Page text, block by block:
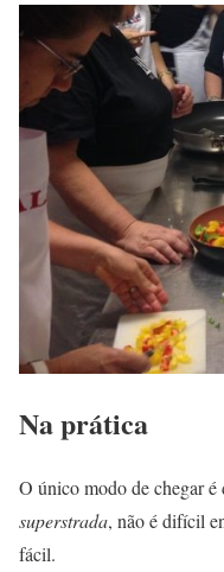
Na prática
O único modo de chegar
superstrada, não é difícil
fácil.